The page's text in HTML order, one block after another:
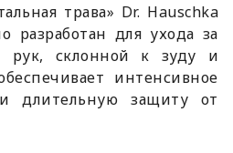
трава» Dr. Hauschka
разработан для ухода за
рук, склонной к зуду и
интенсивное
длительную защиту от